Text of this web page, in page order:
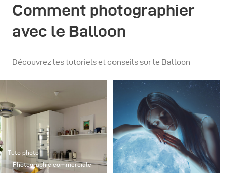
Comment photographier
avec le Balloon
Découvrez les tutoriels et conseils sur le Balloon
Tuto photo
Photographie commerciale